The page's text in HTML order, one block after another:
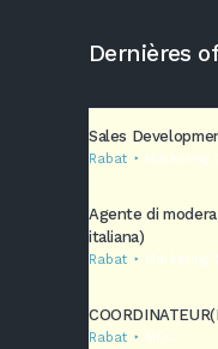
Dernières
Sales
Rabat Marketing
Agente di
italiana)
Rabat Marketing
Rabat MCC